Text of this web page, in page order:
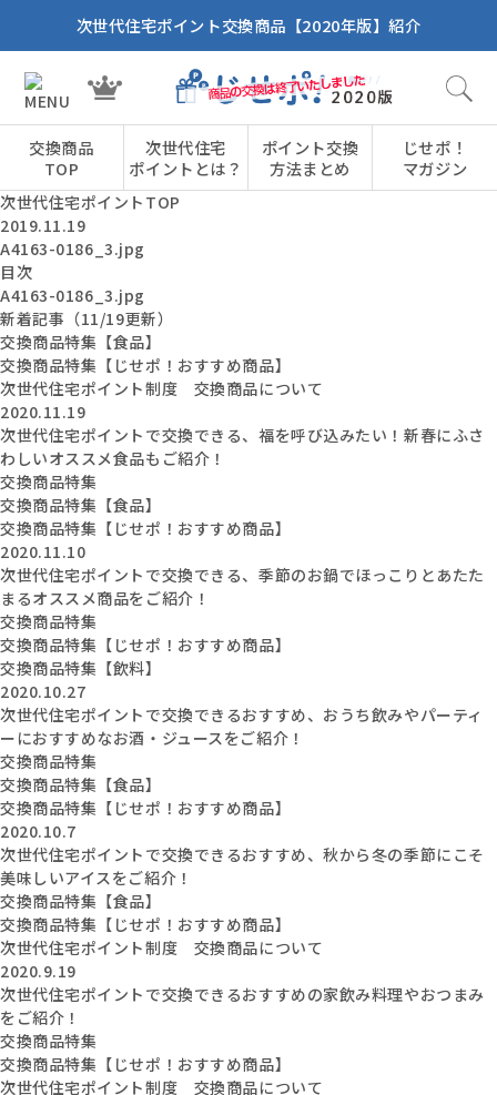
次世代住宅ポイント交換商品【2020年版】紹介
交換商品
TOP
次世代住宅
ポイントとは？
ポイント交換
方法まとめ
じせポ！
マガジン
次世代住宅ポイントTOP
2019.11.19
A4163-0186_3.jpg
目次
A4163-0186_3.jpg
新着記事（11/19更新）
交換商品特集【食品】
交換商品特集【じせポ！おすすめ商品】
次世代住宅ポイント制度 交換商品について
2020.11.19
次世代住宅ポイントで交換できる、福を呼び込みたい！新春にふさ
わしいオススメ食品もご紹介！
交換商品特集
交換商品特集【食品】
交換商品特集【じせポ！おすすめ商品】
2020.11.10
次世代住宅ポイントで交換できる、季節のお鍋でほっこりとあたた
まるオススメ商品をご紹介！
交換商品特集
交換商品特集【じせポ！おすすめ商品】
交換商品特集【飲料】
2020.10.27
次世代住宅ポイントで交換できるおすすめ、おうち飲みやパーティ
ーにおすすめなお酒・ジュースをご紹介！
交換商品特集
交換商品特集【食品】
交換商品特集【じせポ！おすすめ商品】
2020.10.7
次世代住宅ポイントで交換できるおすすめ、秋から冬の季節にこそ
美味しいアイスをご紹介！
交換商品特集【食品】
交換商品特集【じせポ！おすすめ商品】
次世代住宅ポイント制度 交換商品について
2020.9.19
次世代住宅ポイントで交換できるおすすめの家飲み料理やおつまみ
をご紹介！
交換商品特集
交換商品特集【じせポ！おすすめ商品】
次世代住宅ポイント制度 交換商品について